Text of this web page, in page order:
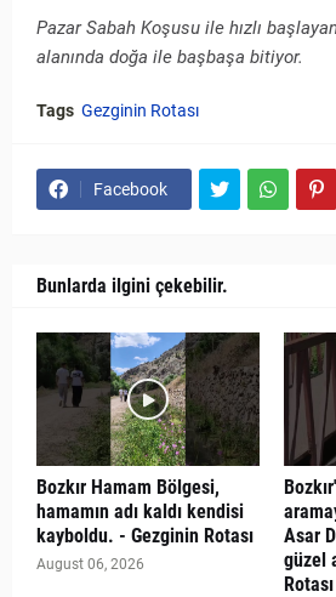
Pazar Sabah Koşusu ile hızlı
alanında doğa ile başbaşa bitiyor.
Tags Gezginin Rotası
Facebook
Bunlarda ilgini çekebilir.
Bozkır Hamam Bölgesi,
hamamın adı kaldı kendisi
kayboldu. - Gezginin Rotası
August 06, 2026
Asar
güzel
Rotası